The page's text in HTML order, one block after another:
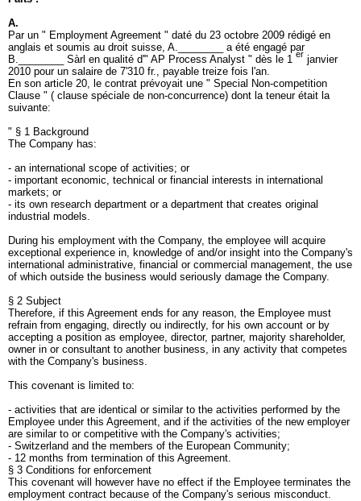
A.
Par un " Employment Agreement " daté du 23 octobre 2009 rédigé en
anglais et soumis au droit suisse, A.________ a été engagé par
B.________ Sàrl en qualité d'" AP Process Analyst " dès le 1 er janvier
2010 pour un salaire de 7'310 fr., payable treize fois l'an.
En son article 20, le contrat prévoyait une " Special Non-competition
Clause " ( clause spéciale de non-concurrence) dont la teneur était la
suivante:
" § 1 Background
The Company has:
- an international scope of activities; or
- important economic, technical or financial interests in international
markets; or
- its own research department or a department that creates original
industrial models.
During his employment with the Company, the employee will acquire
exceptional experience in, knowledge of and/or insight into the Company's
international administrative, financial or commercial management, the use
of which outside the business would seriously damage the Company.
§ 2 Subject
Therefore, if this Agreement ends for any reason, the Employee must
refrain from engaging, directly ou indirectly, for his own account or by
accepting a position as employee, director, partner, majority shareholder,
owner in or consultant to another business, in any activity that competes
with the Company's business.
This covenant is limited to:
- activities that are identical or similar to the activities performed by the
Employee under this Agreement, and if the activities of the new employer
are similar to or competitive with the Company's activities;
- Switzerland and the members of the European Community;
- 12 months from termination of this Agreement.
§ 3 Conditions for enforcement
This covenant will however have no effect if the Employee terminates the
employment contract because of the Company's serious misconduct.